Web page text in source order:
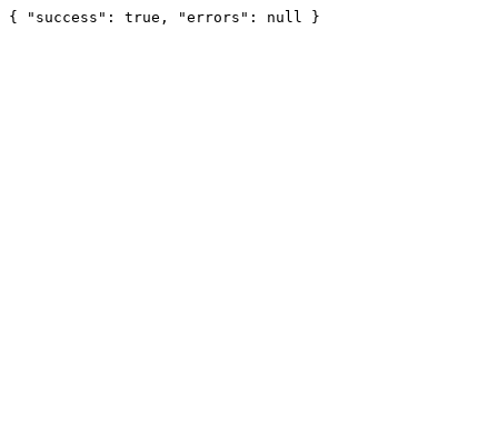
{ "success": true, "errors": null }